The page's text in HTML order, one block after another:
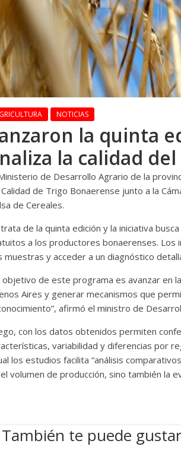
NOTICIAS
la quinta
la calidad
de Desarrollo Agrario de la
de Trigo Bonaerense junto a la
de Cereales.
de la quinta edición y la iniciativa
a los productores bonaerenses.
muestras y acceder a un diagnóstico
objetivo de este programa es avanzar en
Aires y generar mecanismos que
afirmó el ministro de
con los datos obtenidos permiten
variabilidad y diferencias por
los estudios facilita “análisis
volumen de producción, sino también la
También te puede gustar